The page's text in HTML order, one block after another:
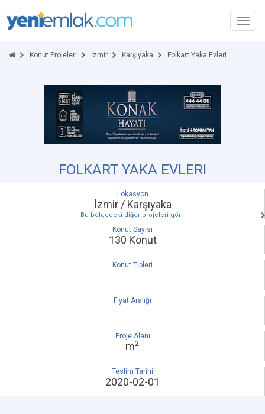
Konut Projeleri İzmir Karşıyaka Folkart Yaka Evleri
FOLKART YAKA EVLERI
Lokasyon
İzmir / Karşıyaka
Bu bölgedeki diğer projeleri gör
Konut Sayısı
130 Konut
Konut Tipleri
Fiyat Aralığı
Proje Alanı
m2
Teslim Tarihi
2020-02-01